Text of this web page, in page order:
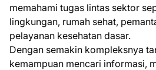
memahami tugas lintas sektor
lingkungan, rumah sehat,
pelayanan kesehatan dasar.
Dengan semakin kompleksnya
kemampuan mencari informasi,